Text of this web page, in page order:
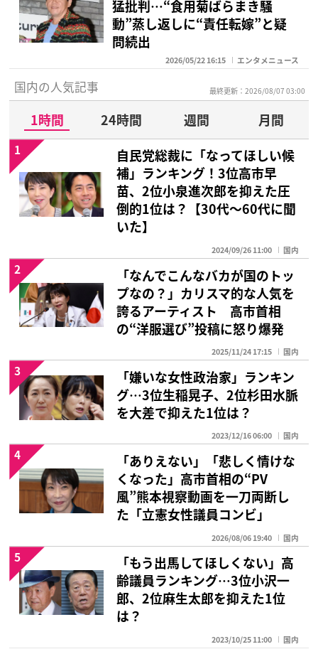
猛批判…“食用菊ばらまき騒
動”蒸し返しに“責任転嫁”と疑
問続出
2026/05/22 16:15 エンタメニュース
国内の人気記事 最終更新：2026/08/07 03:00
1時間 24時間 週間
月間
自民党総裁に「なってほしい候
補」ランキング！3位高市早
苗、2位小泉進次郎を抑えた圧
倒的1位は？【30代〜60代に聞
いた】
2024/09/26 11:00 国内
1
「なんでこんなバカが国のトッ
プなの？」カリスマ的な人気を
誇るアーティスト 高市首相
の“洋服選び”投稿に怒り爆発
2025/11/24 17:15 国内
2
「嫌いな女性政治家」ランキン
グ…3位生稲晃子、2位杉田水脈
を大差で抑えた1位は？
2023/12/16 06:00 国内
3
「ありえない」「悲しく情けな
くなった」高市首相の“PV
風”熊本視察動画を一刀両断し
た「立憲女性議員コンビ」
2026/08/06 19:40 国内
4
「もう出馬してほしくない」高
齢議員ランキング…3位小沢一
郎、2位麻生太郎を抑えた1位
は？
2023/10/25 11:00 国内
5